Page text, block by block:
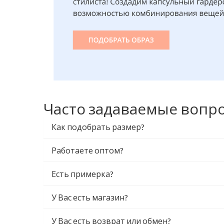
Часто задаваемые
Как подобрать размер?
Работаете оптом?
Есть примерка?
У Вас есть магазин?
У Вас есть возврат или обмен?